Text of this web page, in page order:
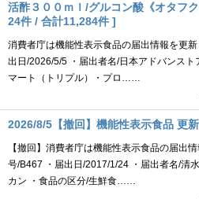
活酢３００ｍｌ/グルコン酸《オタフ
24件 / 合計11,284件 ]
消費者庁は機能性表示食品の届出情報を更
出日/2026/5/5 ・届出者名/日本アドバンス
マート（トリプル）・プロ……
2026/8/5【撤回】機能性表示食品 更
【撤回】消費者庁は機能性表示食品の届出
号/B467 ・届出日/2017/1/24 ・届出者名/清
カン ・食品の区分/生鮮食……